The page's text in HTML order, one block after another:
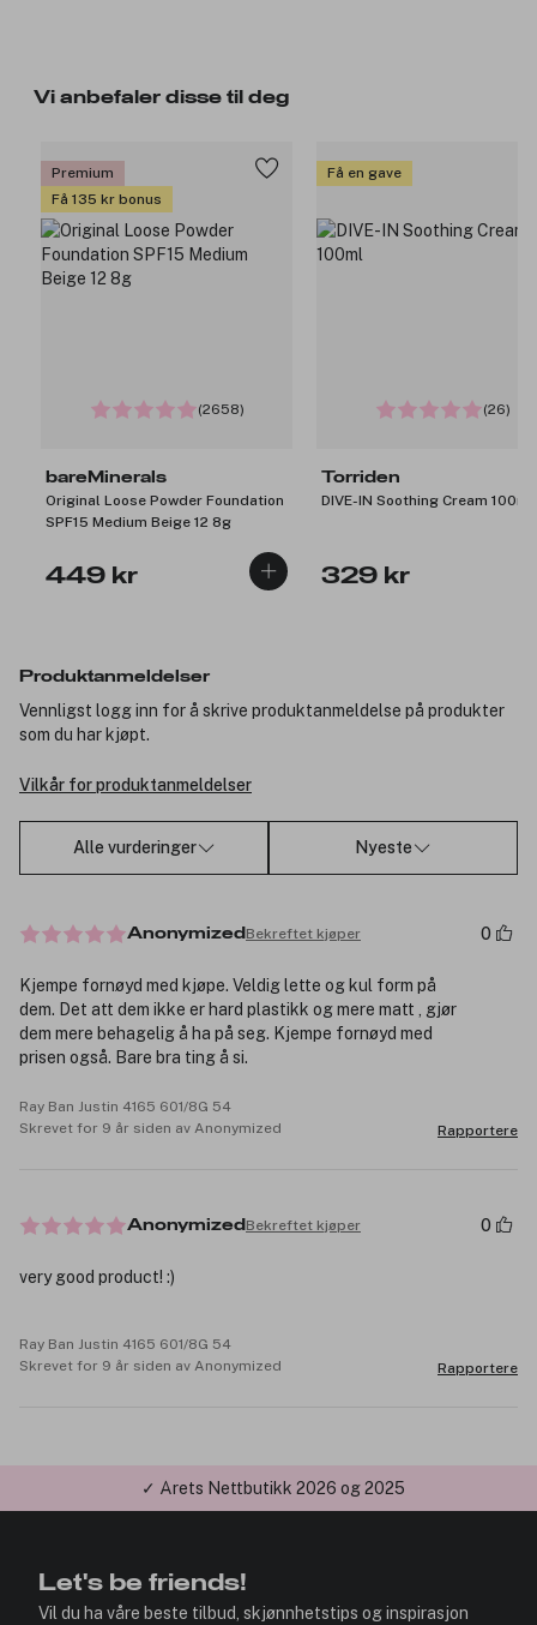
Vi anbefaler disse til deg
Premium
Få 135 kr bonus
(2658)
bareMinerals
Original Loose Powder Foundation
SPF15 Medium Beige 12 8g
449 kr
Få en gave
(26)
Torriden
DIVE-IN Soothing Cream 100ml
329 kr
Produktanmeldelser
Vennligst logg inn for å skrive produktanmeldelse på produkter
som du har kjøpt.
Vilkår for produktanmeldelser
Alle vurderinger Nyeste
Anonymized Bekreftet kjøper 0
Kjempe fornøyd med kjøpe. Veldig lette og kul form på
dem. Det att dem ikke er hard plastikk og mere matt , gjør
dem mere behagelig å ha på seg. Kjempe fornøyd med
prisen også. Bare bra ting å si.
Ray Ban Justin 4165 601/8G 54
Skrevet for 9 år siden av Anonymized
Rapportere
Anonymized Bekreftet kjøper 0
very good product! :)
Ray Ban Justin 4165 601/8G 54
Skrevet for 9 år siden av Anonymized
Rapportere
✓ Årets Nettbutikk 2026 og 2025
Let's be friends!
Vil du ha våre beste tilbud, skjønnhetstips og inspirasjon